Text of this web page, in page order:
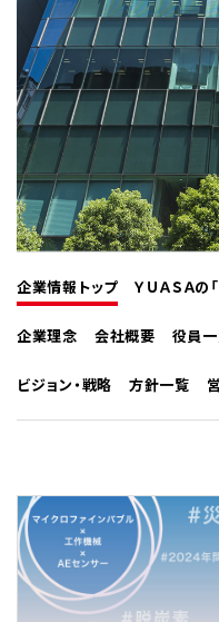
企業情報トップ ＹＵＡＳＡの
企業理念 会社概要 役員
ビジョン・戦略 方針一覧